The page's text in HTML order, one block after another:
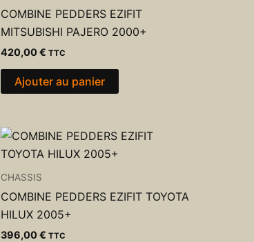
COMBINE PEDDERS EZIFIT
MITSUBISHI PAJERO 2000+
420,00€ TTC
Ajouter au panier
CHASSIS
COMBINE PEDDERS EZIFIT TOYOTA
HILUX 2005+
396,00€ TTC